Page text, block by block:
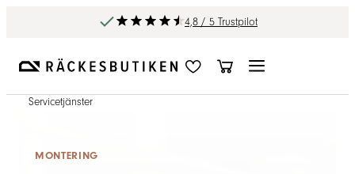
4,8 / 5 Trustpilot
Servicetjänster
MONTERING